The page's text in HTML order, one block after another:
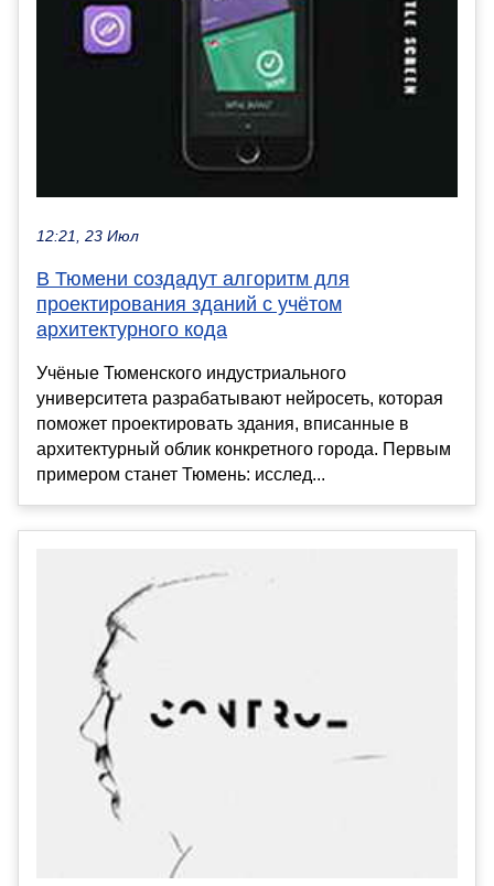
12:21, 23 Июл
В Тюмени создадут алгоритм для
проектирования зданий с учётом
архитектурного кода
Учёные Тюменского индустриального
университета разрабатывают нейросеть, которая
поможет проектировать здания, вписанные в
архитектурный облик конкретного города. Первым
примером станет Тюмень: исслед...